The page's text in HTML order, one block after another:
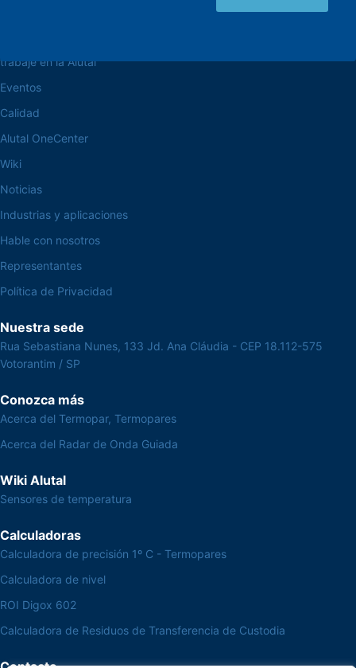
trabaje en la Alutal
Eventos
Calidad
Alutal OneCenter
Wiki
Noticias
Industrias y aplicaciones
Hable con nosotros
Representantes
Política de Privacidad
Nuestra sede
Rua Sebastiana Nunes, 133 Jd. Ana Cláudia - CEP 18.112-575
Votorantim / SP
Conozca más
Acerca del Termopar, Termopares
Acerca del Radar de Onda Guiada
Wiki Alutal
Sensores de temperatura
Calculadoras
Calculadora de precisión 1º C - Termopares
Calculadora de nivel
ROI Digox 602
Calculadora de Residuos de Transferencia de Custodia